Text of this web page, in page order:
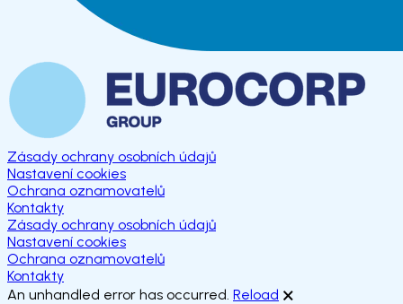
Zásady ochrany osobních údajů
Nastavení cookies
Ochrana oznamovatelů
Kontakty
Zásady ochrany osobních údajů
Nastavení cookies
Ochrana oznamovatelů
Kontakty
An unhandled error has occurred. Reload 🗙